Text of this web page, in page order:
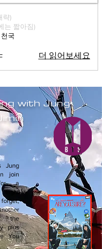
략)
는 짧아짐)
국
더 읽어보세요
with Jung
Jung
join
for a
flight
the
plus
You